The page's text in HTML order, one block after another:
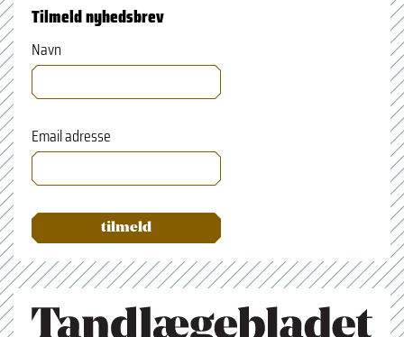
Tilmeld nyhedsbrev
Navn
Email adresse